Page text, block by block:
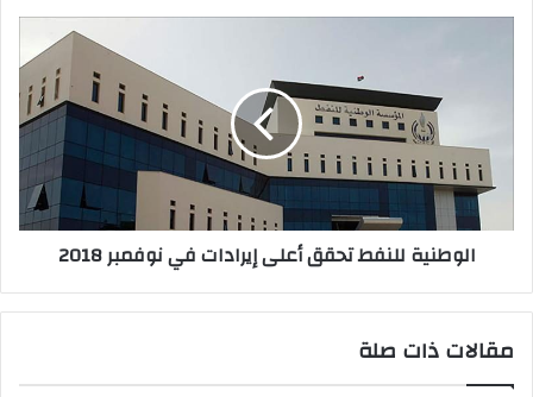
ي
الوطنية للنفط تحقق أعلى إيرادات في نوفمبر 2018
مقالات ذات صلة